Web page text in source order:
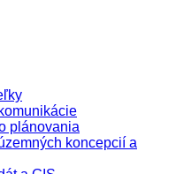
plánovania
koncepcií a